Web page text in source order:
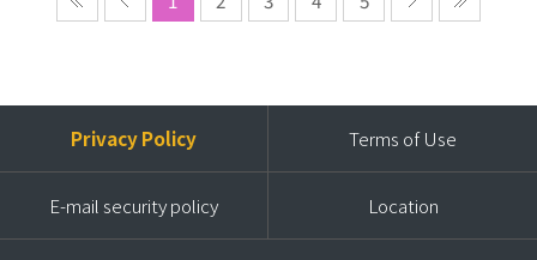
Privacy Policy Terms of Use
E-mail security policy Location